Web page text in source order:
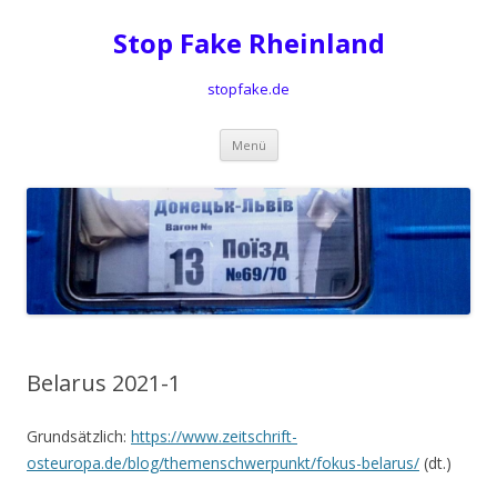
Stop Fake Rheinland
stopfake.de
Menü Springe
Inhalt
Belarus 2021-1
Grundsätzlich: https://www.zeitschrift-
osteuropa.de/blog/themenschwerpunkt/fokus-belarus/ (dt.)